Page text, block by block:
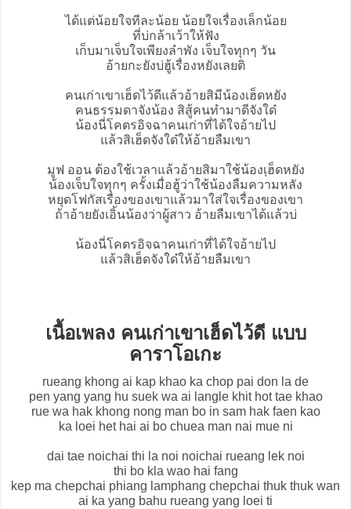
ได้แต่น้อยใจทีละน้อย น้อยใจเรื่องเล็กน้อย
ที่บ่กล้าเว้าให้ฟัง
เก็บมาเจ็บใจเพียงลำพัง เจ็บใจทุกๆ วัน
อ้ายกะยังบ่ฮู้เรื่องหยังเลยติ
คนเก่าเขาเฮ็ดไว้ดีแล้วอ้ายสิมีน้องเฮ็ดหยัง
คนธรรมดาจังน้อง สิสู้คนทำมาดีจังใด๋
น้องนี่โคตรอิจฉาคนเก่าที่ได้ใจอ้ายไป
แล้วสิเฮ็ดจังใด๋ให้อ้ายลืมเขา
มูฟ ออน ต้องใช้เวลาแล้วอ้ายสิมาใช้น้องเฺฮ็ดหยัง
น้องเจ็บใจทุกๆ ครั้งเมื่อฮู้ว่าใช้น้องลืมความหลัง
หยุดโฟกัสเรื่องของเขาแล้วมาใส่ใจเรื่องของเขา
ถ้าอ้ายยังเอิ้นน้องว่าผู้สาว อ้ายลืมเขาได้แล้วบ่
น้องนี่โคตรอิจฉาคนเก่าที่ได้ใจอ้ายไป
แล้วสิเฮ็ดจังใด๋ให้อ้ายลืมเขา
เนื้อเพลง คนเก่าเขาเฮ็ดไว้ดี แบบ
คาราโอเกะ
rueang khong ai kap khao ka chop pai don la de
pen yang yang hu suek wa ai langle khit hot tae khao
rue wa hak khong nong man bo in sam hak faen kao
ka loei het hai ai bo chuea man nai mue ni
dai tae noichai thi la noi noichai rueang lek noi
thi bo kla wao hai fang
kep ma chepchai phiang lamphang chepchai thuk thuk wan
ai ka yang bahu rueang yang loei ti